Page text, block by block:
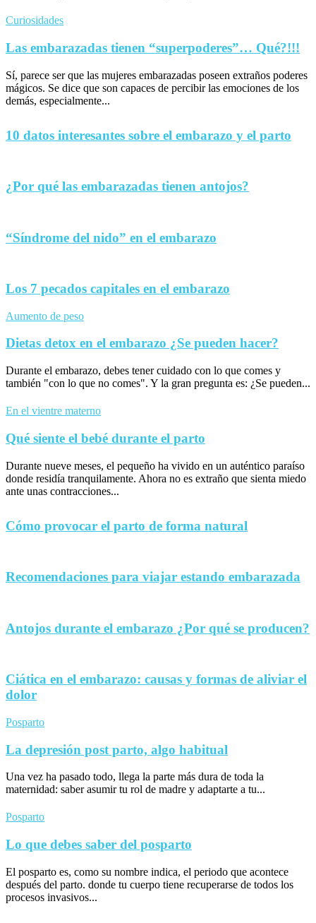
Curiosidades
Las embarazadas tienen “superpoderes”… Qué?!!!
Sí, parece ser que las mujeres embarazadas poseen extraños poderes
mágicos. Se dice que son capaces de percibir las emociones de los
demás, especialmente...
10 datos interesantes sobre el embarazo y el parto
¿Por qué las embarazadas tienen antojos?
“Síndrome del nido” en el embarazo
Los 7 pecados capitales en el embarazo
Aumento de peso
Dietas detox en el embarazo ¿Se pueden hacer?
Durante el embarazo, debes tener cuidado con lo que comes y
también "con lo que no comes". Y la gran pregunta es: ¿Se pueden...
En el vientre materno
Qué siente el bebé durante el parto
Durante nueve meses, el pequeño ha vivido en un auténtico paraíso
donde residía tranquilamente. Ahora no es extraño que sienta miedo
ante unas contracciones...
Cómo provocar el parto de forma natural
Recomendaciones para viajar estando embarazada
Antojos durante el embarazo ¿Por qué se producen?
Ciática en el embarazo: causas y formas de aliviar el
dolor
Posparto
La depresión post parto, algo habitual
Una vez ha pasado todo, llega la parte más dura de toda la
maternidad: saber asumir tu rol de madre y adaptarte a tu...
Posparto
Lo que debes saber del posparto
El posparto es, como su nombre indica, el periodo que acontece
después del parto. donde tu cuerpo tiene recuperarse de todos los
procesos invasivos...